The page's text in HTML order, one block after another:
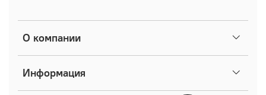
О компании
Информация